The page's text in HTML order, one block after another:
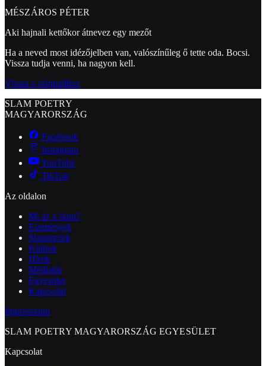
MÉSZÁROS PÉTER
Aki hajnali kettőkor átnevez egy mezőt
Ha a neved most idézőjelben van, valószínűleg ő tette oda. Bocsi.
Vissza tudja venni, ha nagyon kell.
Vissza a színpadhoz
SLAM POETRY
MAGYARORSZÁG
Facebook
Instagram
YouTube
TikTok
Az oldalon
Mi az a slam?
Események
Slammerek
Klubok
Hírek
Médiatár
Egyesület
Kapcsolat
Impresszum
SLAM POETRY MAGYARORSZÁG EGYESÜLET
Kapcsolat